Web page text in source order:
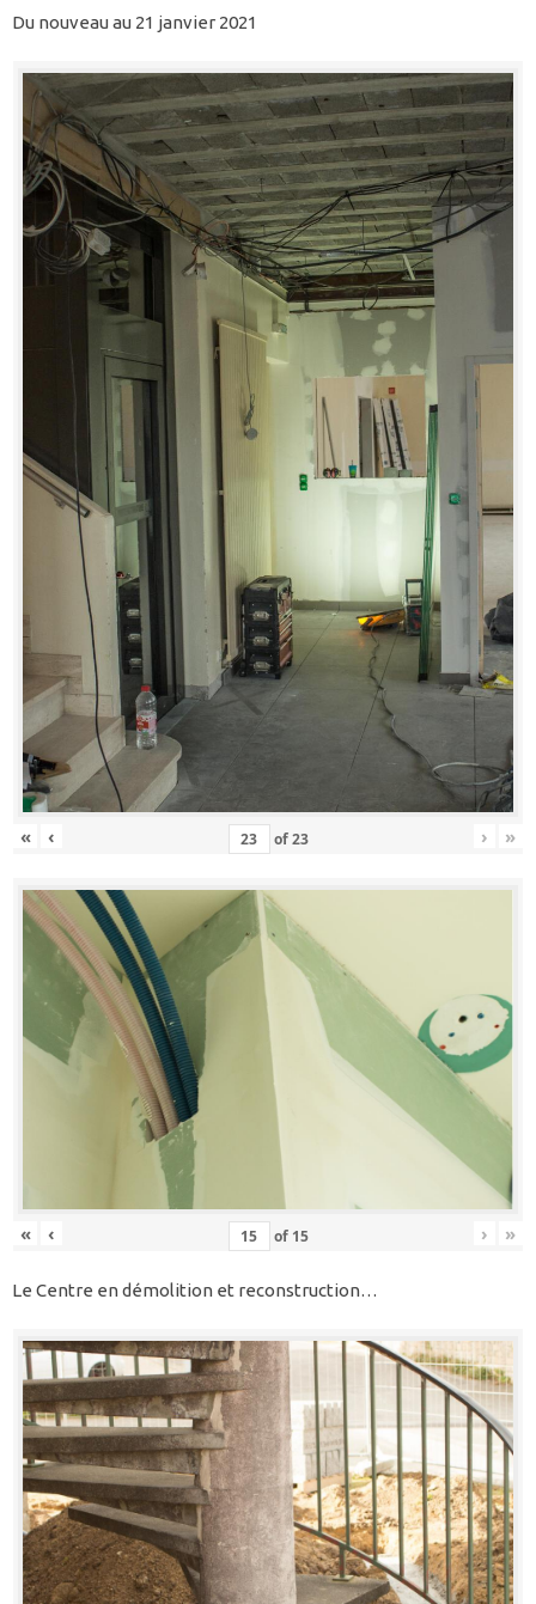
Du nouveau au 21 janvier 2021
« ‹ of23 › »
« ‹ of 15 › »
Le Centre en démolition et reconstruction…